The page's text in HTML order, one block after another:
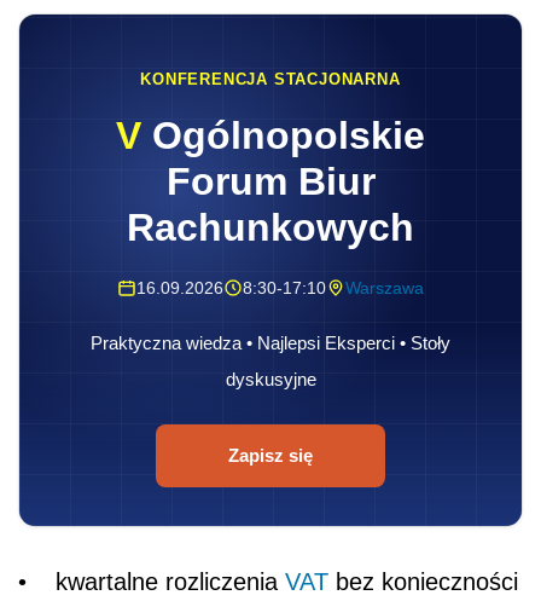
KONFERENCJA STACJONARNA
V Ogólnopolskie
Forum Biur
Rachunkowych
16.09.2026 8:30-17:10 Warszawa
Praktyczna wiedza • Najlepsi Eksperci • Stoły
dyskusyjne
Zapisz się
• kwartalne rozliczenia VAT bez konieczności